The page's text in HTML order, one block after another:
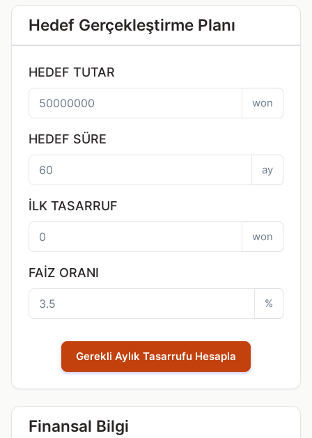
Hedef Gerçekleştirme Planı
HEDEF TUTAR
won
HEDEF SÜRE
ay
İLK TASARRUF
won
FAIZ ORANI
%
Gerekli Aylık Tasarrufu Hesapla
Finansal Bilgi